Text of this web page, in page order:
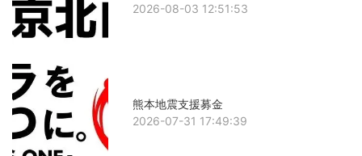
2026-08-03 12:51:53
熊本地震支援募金
2026-07-31 17:49:39